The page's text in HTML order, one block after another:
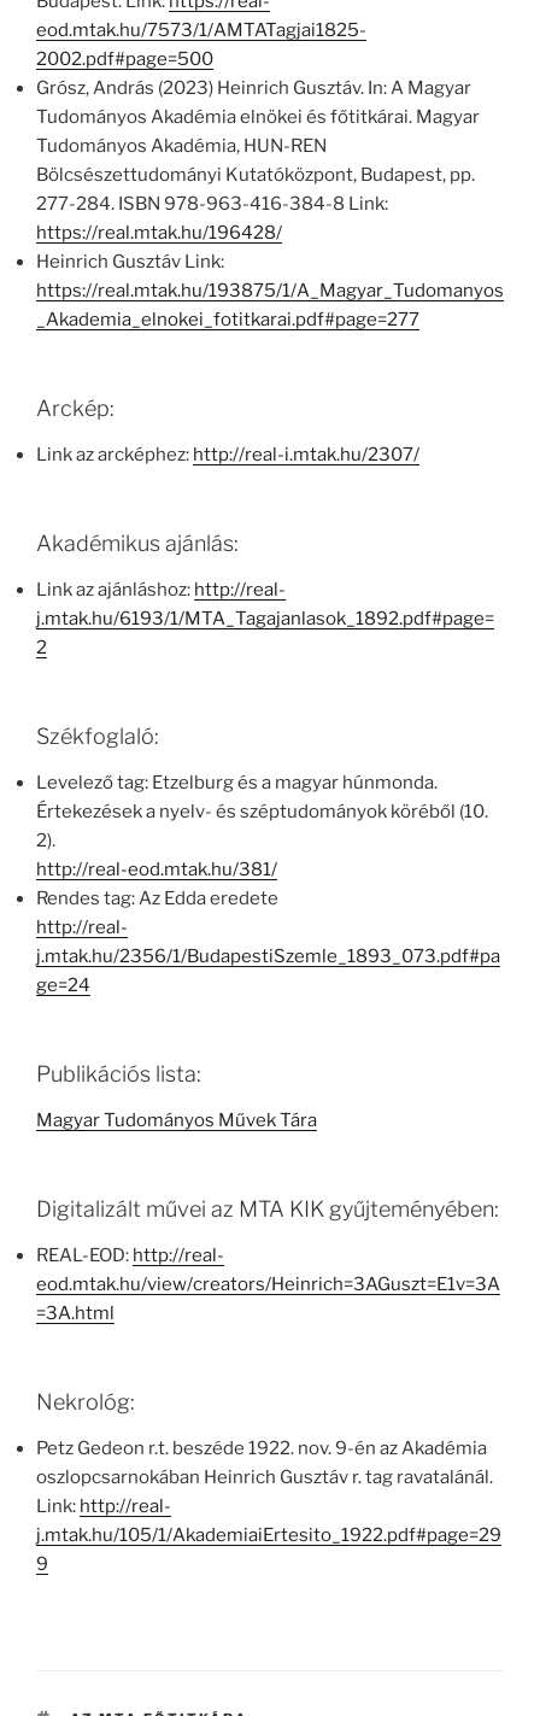
eod.mtak.hu/7573/1/AMTATagjai1825-
2002.pdf#page=500
Grósz, András (2023) Heinrich Gusztáv. In: A Magyar
Tudományos Akadémia elnökei és főtitkárai. Magyar
Tudományos Akadémia, HUN-REN
Bölcsészettudományi Kutatóközpont, Budapest, pp.
277-284. ISBN 978-963-416-384-8 Link:
https://real.mtak.hu/196428/
Heinrich Gusztáv Link:
https://real.mtak.hu/193875/1/A_Magyar_Tudomanyos
_Akademia_elnokei_fotitkarai.pdf#page=277
Arckép:
Link az arcképhez: http://real-i.mtak.hu/2307/
Akadémikus ajánlás:
Link az ajánláshoz: http://real-
j.mtak.hu/6193/1/MTA_Tagajanlasok_1892.pdf#page=
2
Székfoglaló:
Levelező tag: Etzelburg és a magyar húnmonda.
Értekezések a nyelv- és széptudományok köréből (10.
2).
http://real-eod.mtak.hu/381/
Rendes tag: Az Edda eredete
http://real-
j.mtak.hu/2356/1/BudapestiSzemle_1893_073.pdf#pa
ge=24
Publikációs lista:
Magyar Tudományos Művek Tára
Digitalizált művei az MTA KIK gyűjteményében:
REAL-EOD: http://real-
eod.mtak.hu/view/creators/Heinrich=3AGuszt=E1v=3A
=3A.html
Nekrológ:
Petz Gedeon r.t. beszéde 1922. nov. 9-én az Akadémia
oszlopcsarnokában Heinrich Gusztáv r. tag ravatalánál.
Link: http://real-
j.mtak.hu/105/1/AkademiaiErtesito_1922.pdf#page=29
9